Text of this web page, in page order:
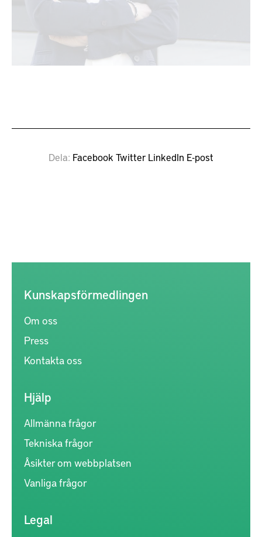
Dela Facebook Twitter LinkedIn E-post
Kunskapsförmedlingen
Om oss
Press
Kontakta oss
Hjälp
Allmänna frågor
Tekniska frågor
Åsikter om webbplatsen
Vanliga frågor
Legal